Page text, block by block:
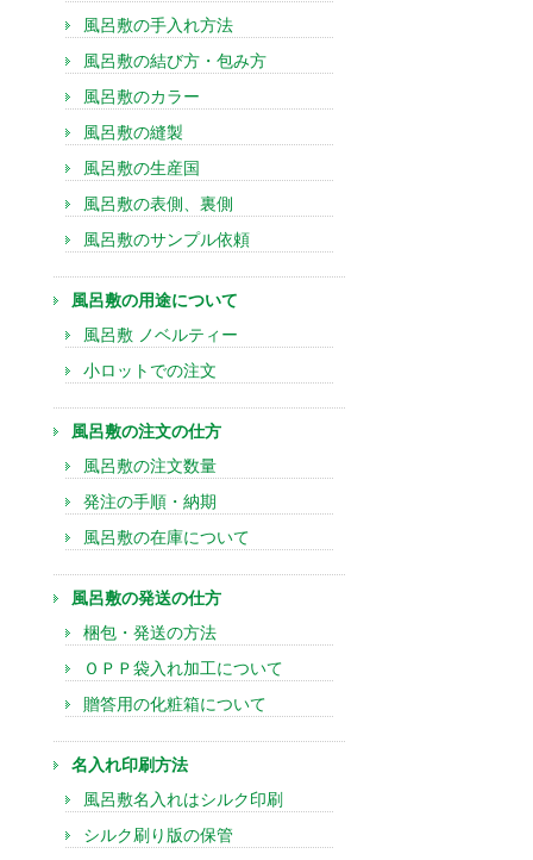
風呂敷の手入れ方法
風呂敷の結び方・包み方
風呂敷のカラー
風呂敷の縫製
風呂敷の生産国
風呂敷の表側、裏側
風呂敷のサンプル依頼
風呂敷の用途について
風呂敷 ノベルティー
小ロットでの注文
風呂敷の注文の仕方
風呂敷の注文数量
発注の手順・納期
風呂敷の在庫について
風呂敷の発送の仕方
梱包・発送の方法
ＯＰＰ袋入れ加工について
贈答用の化粧箱について
名入れ印刷方法
風呂敷名入れはシルク印刷
シルク刷り版の保管